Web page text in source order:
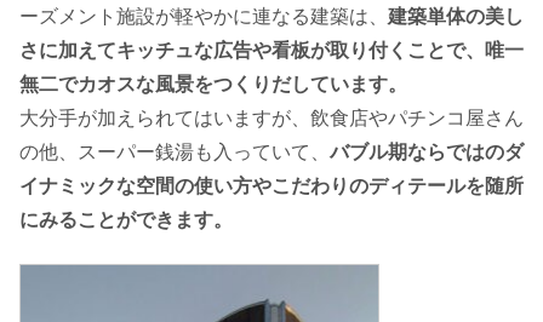
ーズメント施設が軽やかに連なる建築は、 建築単体の美し
さに加えてキッチュな広告や看板が取り付くことで、唯一
無二でカオスな風景をつくりだしています。
大分手が加えられてはいますが、飲食店やパチンコ屋さん
の他、スーパー銭湯も入っていて、 バブル期ならではのダ
イナミックな空間の使い方やこだわりのディテールを随所
にみることができます。